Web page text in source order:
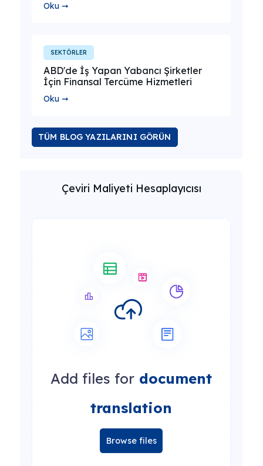
Oku ➞
SEKTÖRLER
ABD'de İş Yapan Yabancı Şirketler
İçin Finansal Tercüme Hizmetleri
Oku ➞
TÜM BLOG YAZILARINI GÖRÜN
Çeviri Maliyeti Hesaplayıcısı
Add files for document
translation
Browse files